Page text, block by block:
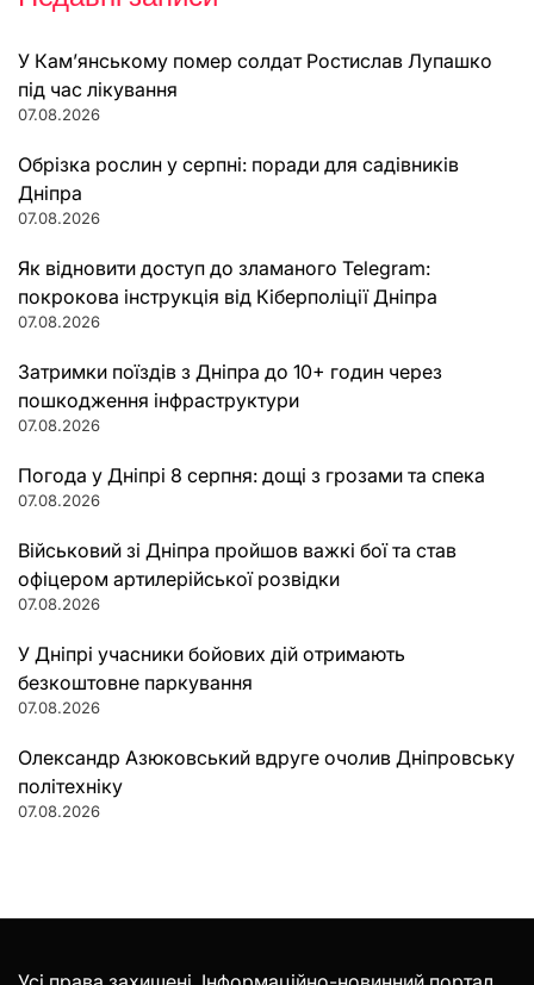
У Кам’янському помер солдат Ростислав Лупашко
під час лікування
07.08.2026
Обрізка рослин у серпні: поради для садівників
Дніпра
07.08.2026
Як відновити доступ до зламаного Telegram:
покрокова інструкція від Кіберполіції Дніпра
07.08.2026
Затримки поїздів з Дніпра до 10+ годин через
пошкодження інфраструктури
07.08.2026
Погода у Дніпрі 8 серпня: дощі з грозами та спека
07.08.2026
Військовий зі Дніпра пройшов важкі бої та став
офіцером артилерійської розвідки
07.08.2026
У Дніпрі учасники бойових дій отримають
безкоштовне паркування
07.08.2026
Олександр Азюковський вдруге очолив Дніпровську
політехніку
07.08.2026